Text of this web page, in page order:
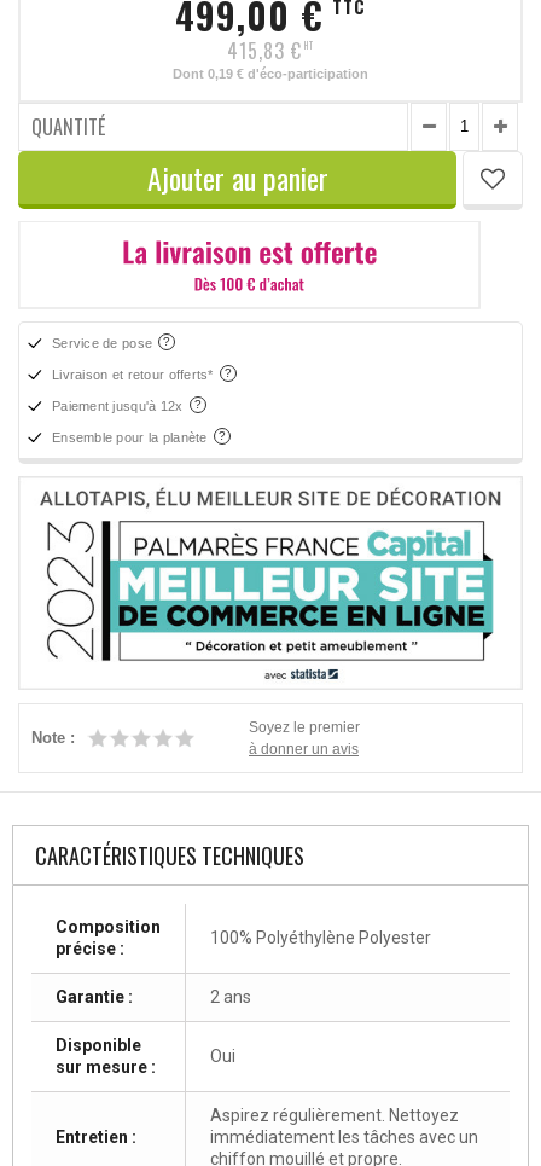
499,00 € TTC
415,83 € HT
Dont 0,19 € d'éco-participation
QUANTITÉ
Ajouter au panier
Service de pose
Livraison et retour offerts*
Paiement jusqu'à 12x
Ensemble pour la planète
Note :
Soyez le premier
à donner un avis
CARACTÉRISTIQUES TECHNIQUES
Composition
précise :
100% Polyéthylène Polyester
Garantie : 2 ans
Disponible
sur mesure :
Oui
Entretien :
Aspirez régulièrement. Nettoyez
immédiatement les tâches avec un
chiffon mouillé et propre.